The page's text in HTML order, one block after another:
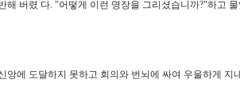
버렸 다. "어떻게 이런 명장을 그리셨습니까?"하고
에 도달하지 못하고 회의와 번뇌에 싸여 우울하게